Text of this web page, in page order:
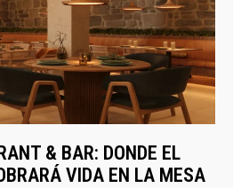
& BAR: DONDE EL
VIDA EN LA MESA